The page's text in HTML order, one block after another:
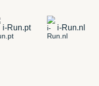
i-Run.pt i-Run.nl